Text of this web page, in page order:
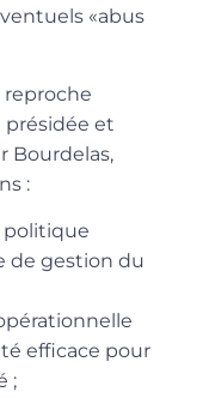
«abus
reproche
et
Bourdelas,
:
politique
de gestion du
efficace pour
;